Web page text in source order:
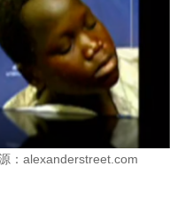
：alexanderstreet.com